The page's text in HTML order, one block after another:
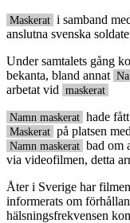
Maskerat i samband
anslutna svenska
Under samtalets gång
bekanta, bland annat
arbetat vid maskerat
Namn maskerat hade
Maskerat på platsen
Namn maskerat bad om
via videofilmen, detta
Åter i Sverige har
informerats om
hälsningsfrekvensen